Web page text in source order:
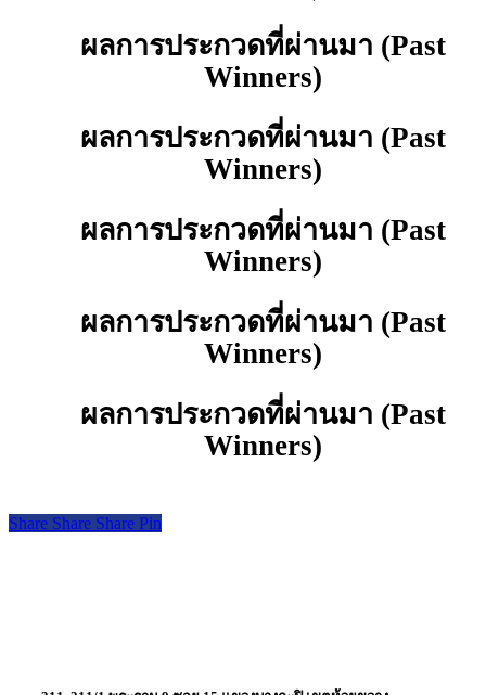
ผลการประกวดที่ผ่านมา (Past
Winners)
ผลการประกวดที่ผ่านมา (Past
Winners)
ผลการประกวดที่ผ่านมา (Past
Winners)
ผลการประกวดที่ผ่านมา (Past
Winners)
ผลการประกวดที่ผ่านมา (Past
Winners)
Share Share Share Pin